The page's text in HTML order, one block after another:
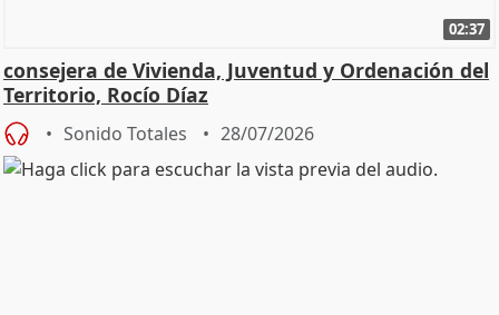
02:37
consejera de Vivienda, Juventud y Ordenación del
Territorio, Rocío Díaz
Sonido Totales 28/07/2026